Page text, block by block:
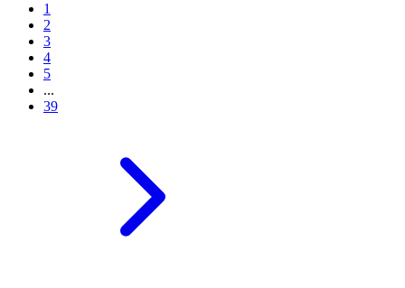
1
2
3
4
5
...
39